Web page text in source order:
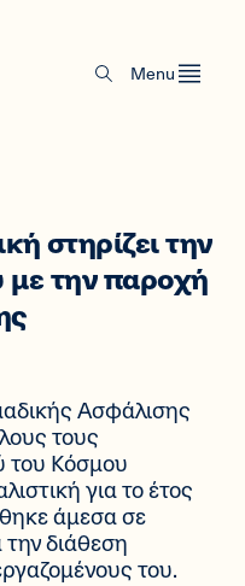
Menu
στηρίζει την
την παροχή
Ασφάλισης
τους
του Κόσμου
για το έτος
άμεσα σε
διάθεση
του.